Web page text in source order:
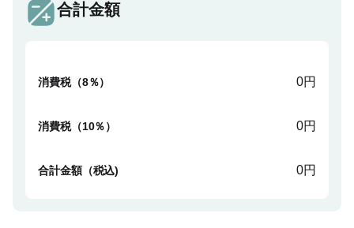
合計金額
消費税（8％） 0円
消費税（10％） 0円
合計金額（税込) 0円